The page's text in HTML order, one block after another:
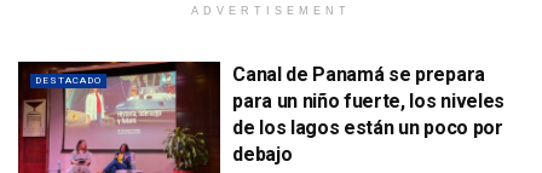
ADVERTISEMENT
DESTACADO
Canal de Panamá se prepara
para un niño fuerte, los niveles
de los lagos están un poco por
debajo